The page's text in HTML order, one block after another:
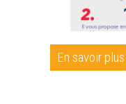
En savoir plus